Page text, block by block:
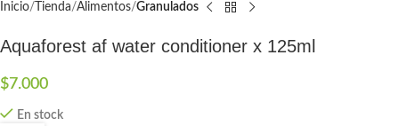
Inicio Tienda Alimentos Granulados
Aquaforest af water conditioner x 125ml
$7.000
En stock